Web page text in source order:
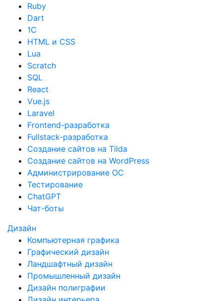
Ruby
Dart
1С
HTML и CSS
Lua
Scratch
SQL
React
Vue.js
Laravel
Frontend-разработка
Fullstack-разработка
Создание сайтов на Tilda
Создание сайтов на WordPress
Администрирование ОС
Тестирование
ChatGPT
Чат-боты
Дизайн
Компьютерная графика
Графический дизайн
Ландшафтный дизайн
Промышленный дизайн
Дизайн полиграфии